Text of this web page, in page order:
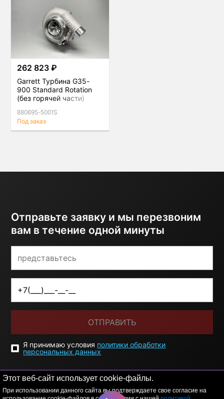
Этот веб-сайт использует cookie-файлы.
При использовании данного сайта вы подтверждаете свое согласие на
262 823 ₽
Garrett Турбина G35-
900 Standard Rotation
(без горячей части)
880695-5001S
Под заказ
Отправьте заявку и мы перезвоним
вам в течение одной минуты
ОТПРАВИТЬ
Я принимаю условия политики обработки
персональных данных